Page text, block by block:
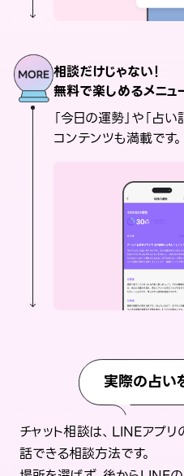
相談だけじゃない！
無料で楽しめるメニュ
「今日の運勢」や「占
コンテンツも満載です。
実際の占い
チャット相談は、LINEアプ
話できる相談方法です。